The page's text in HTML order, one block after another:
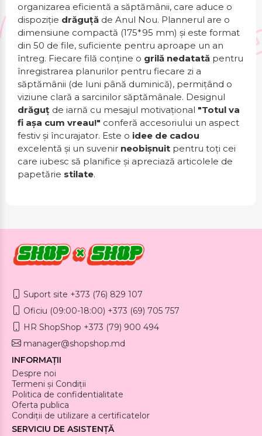
organizarea eficientă a săptămânii, care aduce o
dispoziție drăguță de Anul Nou. Plannerul are o
dimensiune compactă (175*95 mm) și este format
din 50 de file, suficiente pentru aproape un an
întreg. Fiecare filă conține o grilă nedatată pentru
înregistrarea planurilor pentru fiecare zi a
săptămânii (de luni până duminică), permițând o
viziune clară a sarcinilor săptămânale. Designul
drăguț de iarnă cu mesajul motivațional "Totul va
fi așa cum vreau!" conferă accesoriului un aspect
festiv și încurajator. Este o idee de cadou
excelentă și un suvenir neobișnuit pentru toți cei
care iubesc să planifice și apreciază articolele de
papetărie stilate.
Suport site +373 (76) 829 107
Oficiu (09:00-18:00) +373 (69) 705 757
HR ShopShop +373 (79) 900 494
manager@shopshop.md
INFORMAȚII
Despre noi
Termeni și Condiții
Politica de confidentialitate
Oferta publica
Condiții de utilizare a certificatelor
SERVICIU DE ASISTENȚĂ